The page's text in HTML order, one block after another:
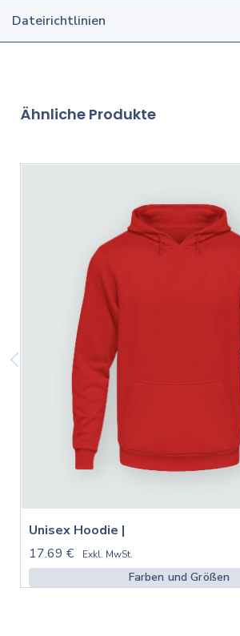
Dateirichtlinien
Ähnliche Produkte
Unisex Hoodie |
17.69 €
Exkl. MwSt.
Farben und Größen